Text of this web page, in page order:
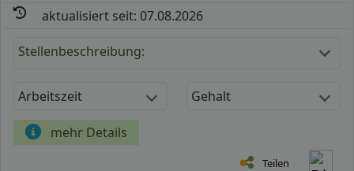
aktualisiert seit: 07.08.2026
Stellenbeschreibung:
Arbeitszeit Gehalt
mehr Details
Teilen